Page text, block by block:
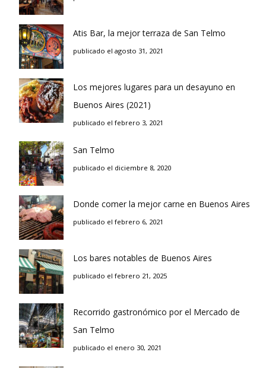
Atis Bar, la mejor terraza de San Telmo
publicado el agosto 31, 2021
Los mejores lugares para un desayuno en
Buenos Aires (2021)
publicado el febrero 3, 2021
San Telmo
publicado el diciembre 8, 2020
Donde comer la mejor carne en Buenos Aires
publicado el febrero 6, 2021
Los bares notables de Buenos Aires
publicado el febrero 21, 2025
Recorrido gastronómico por el Mercado de
San Telmo
publicado el enero 30, 2021